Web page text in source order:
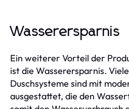
Wasserersparnis
Ein weiterer Vorteil der
ist die Wasserersparnis.
Duschsysteme sind mit
ausgestattet, die den